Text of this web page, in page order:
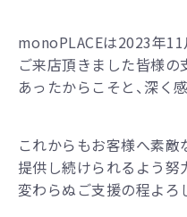
monoPLACEは2023年11
ご来店頂きました皆様の
あったからこそと、深く
これからもお客様へ素敵
提供し続けられるよう努
変わらぬご支援の程よろ